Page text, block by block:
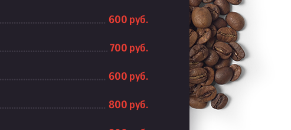
600 руб.
700 руб.
600 руб.
800 руб.